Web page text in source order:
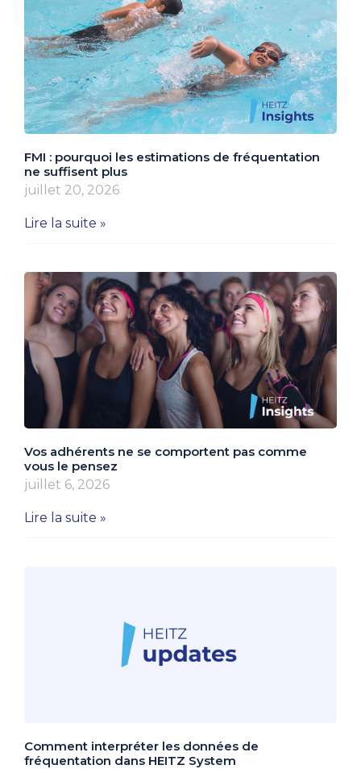
FMI : pourquoi les estimations de fréquentation
ne suffisent plus
juillet 20, 2026
Lire la suite »
Vos adhérents ne se comportent pas comme
vous le pensez
juillet 6, 2026
Lire la suite »
Comment interpréter les données de
fréquentation dans HEITZ System